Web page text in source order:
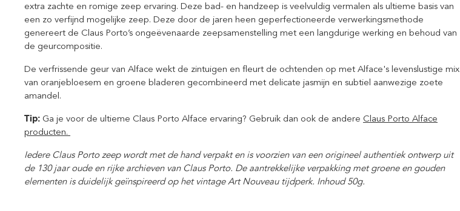
extra zachte en romige zeep ervaring. Deze bad- en handzeep is veelvuldig vermalen als ultieme basis van
een zo verfijnd mogelijke zeep. Deze door de jaren heen geperfectioneerde verwerkingsmethode
genereert de Claus Porto’s ongeëvenaarde zeepsamenstelling met een langdurige werking en behoud van
de geurcompositie.
De verfrissende geur van Alface wekt de zintuigen en fleurt de ochtenden op met Alface's levenslustige mix
van oranjebloesem en groene bladeren gecombineerd met delicate jasmijn en subtiel aanwezige zoete
amandel.
Tip: Ga je voor de ultieme Claus Porto Alface ervaring? Gebruik dan ook de andere Claus Porto Alface
producten.
Iedere Claus Porto zeep wordt met de hand verpakt en is voorzien van een origineel authentiek ontwerp uit
de 130 jaar oude en rijke archieven van Claus Porto. De aantrekkelijke verpakking met groene en gouden
elementen is duidelijk geïnspireerd op het vintage Art Nouveau tijdperk. Inhoud 50g.